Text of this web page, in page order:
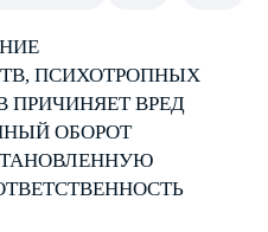
ПСИХОТРОПНЫХ
ПРИЧИНЯЕТ ВРЕД
ОБОРОТ